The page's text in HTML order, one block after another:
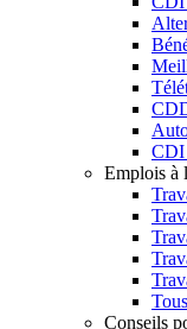
CDI
Emplois à
Conseils